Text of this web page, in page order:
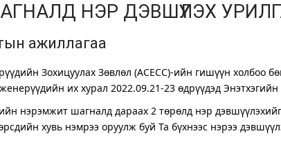
НЭР ДЭВШҮҮЛЭХ
ажиллагаа
Зохицуулах Зөвлөл (ACECC)-ийн гишүүн холбоо
их хурал 2022.09.21-23 өдрүүдэд
нэрэмжит шагналд дараах 2 төрөлд нэр
хувь нэмрээ оруулж буй Та бүхнээс нэрээ